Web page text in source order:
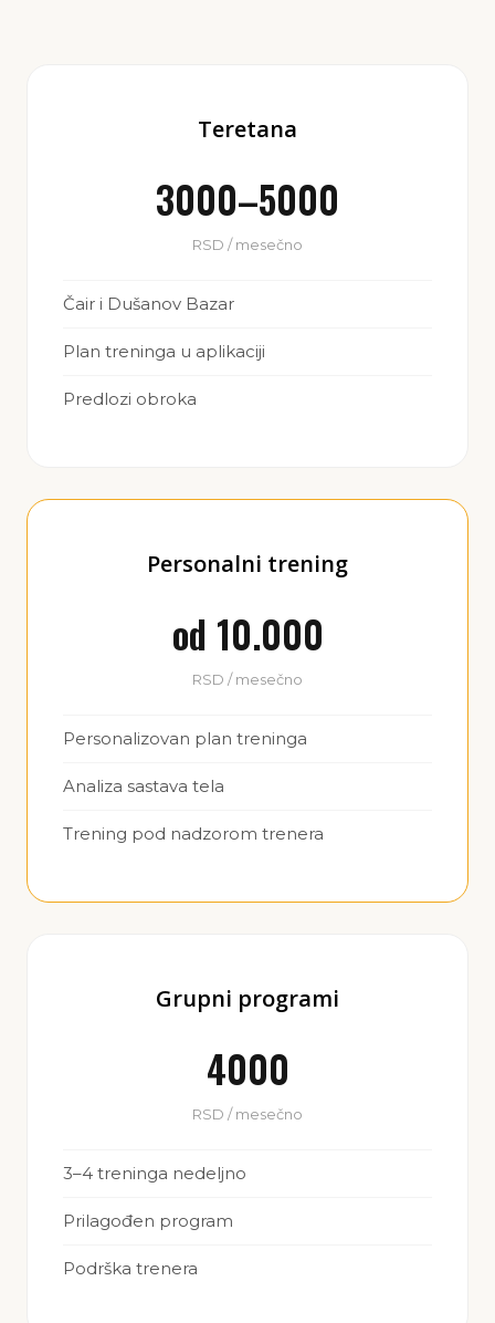
Teretana
3000–5000
RSD / mesečno
Čair i Dušanov Bazar
Plan treninga u aplikaciji
Predlozi obroka
Personalni trening
od 10.000
RSD / mesečno
Personalizovan plan treninga
Analiza sastava tela
Trening pod nadzorom trenera
Grupni programi
4000
RSD / mesečno
3–4 treninga nedeljno
Prilagođen program
Podrška trenera